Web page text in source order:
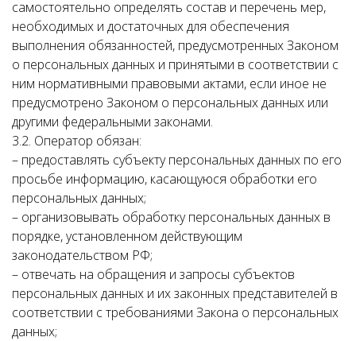
самостоятельно определять состав и перечень мер,
необходимых и достаточных для обеспечения
выполнения обязанностей, предусмотренных Законом
о персональных данных и принятыми в соответствии с
ним нормативными правовыми актами, если иное не
предусмотрено Законом о персональных данных или
другими федеральными законами.
3.2. Оператор обязан:
– предоставлять субъекту персональных данных по его
просьбе информацию, касающуюся обработки его
персональных данных;
– организовывать обработку персональных данных в
порядке, установленном действующим
законодательством РФ;
– отвечать на обращения и запросы субъектов
персональных данных и их законных представителей в
соответствии с требованиями Закона о персональных
данных;